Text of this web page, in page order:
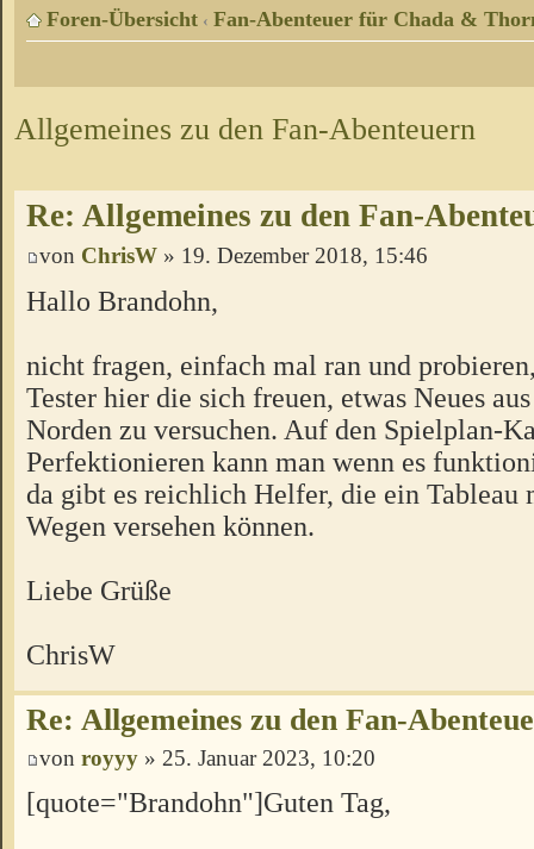
Foren-Übersicht ‹ Fan-Abenteuer für Chada &
Allgemeines zu den Fan-Abenteuern
Re: Allgemeines zu den Fan-
von ChrisW » 19. Dezember 2018, 15:46
Hallo Brandohn,
nicht fragen, einfach mal ran und
Tester hier die sich freuen, etwas Neues
Norden zu versuchen. Auf den Spielplan-
Perfektionieren kann man wenn es
da gibt es reichlich Helfer, die ein Tableau
Wegen versehen können.
Liebe Grüße
ChrisW
Re: Allgemeines zu den Fan-
von royyy » 25. Januar 2023, 10:20
[quote="Brandohn"]Guten Tag,